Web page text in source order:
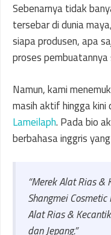
Sebenarnya tidak
tersebar di dunia
siapa produsen, apa
proses
Namun, kami
masih aktif hingga kini
Lameilaph. Pada bio
berbahasa inggris
“Merek Alat Rias &
Shangmei
Alat Rias &
dan Jepang.”